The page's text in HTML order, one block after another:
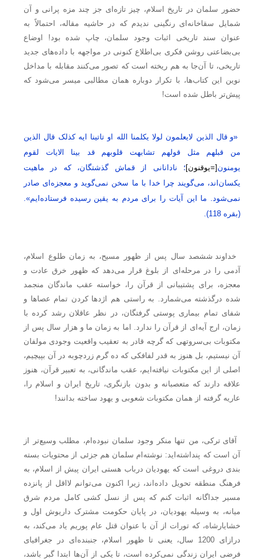
حضور سلمان در تاریخ اسلام، چیز تازه‌ای جز چند مزه پرانی و آن
شمایل سقاخانه‌ای رنگینی ندیدم که در حاشیه مقاله، احتمالاً به
عنوان سند تاریخی اثبات وجود سلمان، چاپ شده بود! اوضاع
بی‌بضاعتی روشن فکری بی‌اطلاع کنونی در مواجهه با داده‌های جدید
تاریخی، تا آن‌جا به هم ریخته است که تصور می‌کنند مقابله با مداخل
نوین این کتاب‌ها، با تکرار دوباره همان مطالبی میسر می‌شود که
پیش‌تر باطل شده است!
«و قال الذین لایعلمون لولا یکلمنا الله او تاتینا ایه کذلک قال الذین
من قبلهم مثل قولهم تشابهت قلوبهم قد بینا الایات لقوم
یومنون [=یوقنون] ؛ نادانانی از قماش گذشتگان، که در ماهیت
یکسان‌اند، می‌گویند چرا خدا با ما سخن نمی‌گوید و معجزه‌ای صادر
نمی‌شود. ما این آیات را برای مردم به یقین رسیده فرستاده‌ایم».
(بقره 118).
خداوند ششصد سال پس از ظهور مسیح، به زمان طلوع اسلام،
آدمی را در مرحله‌ای از بلوغ قرار می‌دهد که ظهور خرق عادت و
معجزه، برای پشتیبانی از قرآن را، خواسته عقب ماندگان منجمد
شده درگذشته می‌شمارد. به راستی هم اژدها کردن تمام عصاها و
شفای تمام بیماری پوستی گرفتگان، در نظر عاقلان رشد کرده با
زمان، ارج آیه‌ای از قرآن را ندارد. اما به زمان ما و هزار سال پس از
مکتوبات بی‌سروتهی که گرچه قادر به تعقیب واقعیت وجودی مولفان
آن نیستیم، بل هنوز به قدر لفافکی که ده گرم زردچوبه در آن بپیچیم،
اصلی از این مکتوبات نیافته‌ایم، عقب ماندگانی، به تعبیر قرآن، هنوز
علاقه دارند که متعصبانه و بدون بازنگری، تاریخ ایران و اسلام را،
عاریه گرفته از همان مکتوبات شعوبی و یهود ساخته بدانند!
آقای ترکی، من تنها منکر وجود سلمان نبوده‌ام، مطلب وسیع‌تر از
آن است که پنداشته‌اید: نوشته‌ام سلمان هم جزئی از محتویات بسته
بندی دروغی است که یهودیان درباب هستی ایران پیش از اسلام، به
فرهنگ منطقه تحویل داده‌اند، زیرا اکنون می‌توانم لااقل از پانزده
مسیر جداگانه اثبات کنم که پس از نسل کشی کامل مردم شرق
میانه، به وسیله یهودیان، در پایان حکومت مشترک داریوش اول و
خشایارشاه، که تورات از آن با عنوان قتل عام پوریم یاد می‌کند، به
درازای 1200 سال، یعنی تا ظهور اسلام، جنبنده‌ای در جغرافیای
فرضی ایران زندگی نمی‌کرده است، تا یکی از آن‌ها ابتدا گبر باشد،